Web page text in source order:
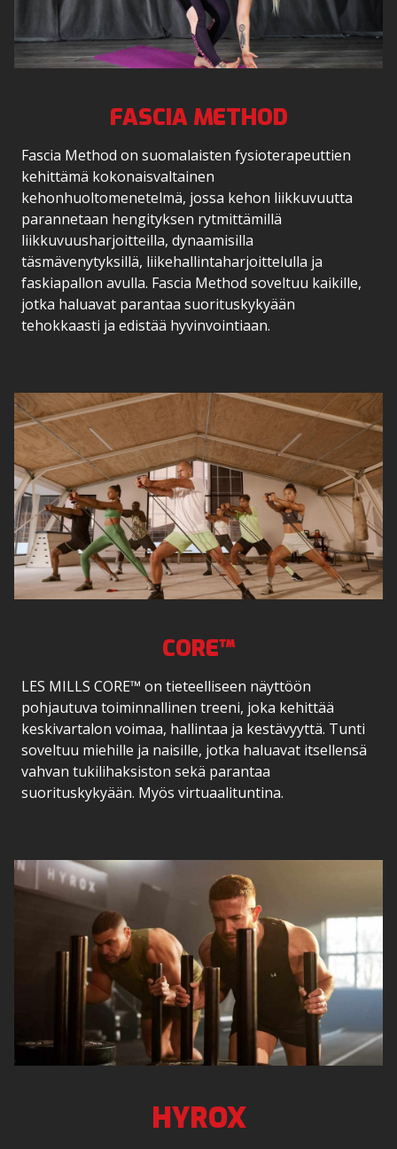
FASCIA METHOD
Fascia Method on suomalaisten fysioterapeuttien
kehittämä kokonaisvaltainen
kehonhuoltomenetelmä, jossa kehon liikkuvuutta
parannetaan hengityksen rytmittämillä
liikkuvuusharjoitteilla, dynaamisilla
täsmävenytyksillä, liikehallintaharjoittelulla ja
faskiapallon avulla. Fascia Method soveltuu kaikille,
jotka haluavat parantaa suorituskykyään
tehokkaasti ja edistää hyvinvointiaan.
CORE™
LES MILLS CORE™ on tieteelliseen näyttöön
pohjautuva toiminnallinen treeni, joka kehittää
keskivartalon voimaa, hallintaa ja kestävyyttä. Tunti
soveltuu miehille ja naisille, jotka haluavat itsellensä
vahvan tukilihaksiston sekä parantaa
suorituskykyään. Myös virtuaalituntina.
HYROX